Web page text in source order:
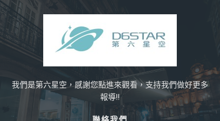
我們是第六星空，感謝您點進來觀看，支持我們做好更多
報導!!